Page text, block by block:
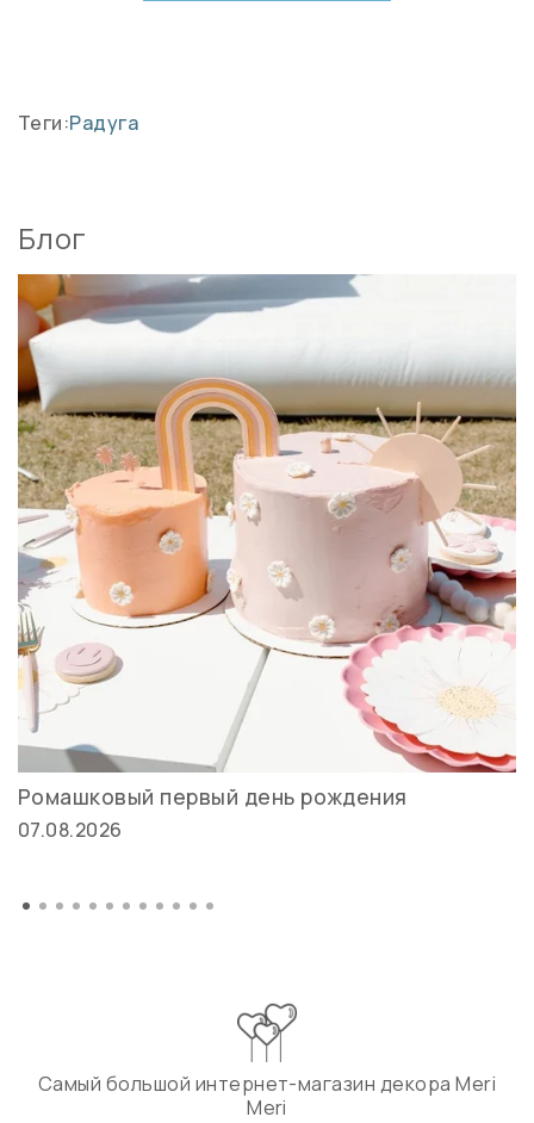
Теги:Радуга
Блог
Ромашковый первый день рождения
07.08.2026
Самый большой интернет-магазин декора Meri
Meri